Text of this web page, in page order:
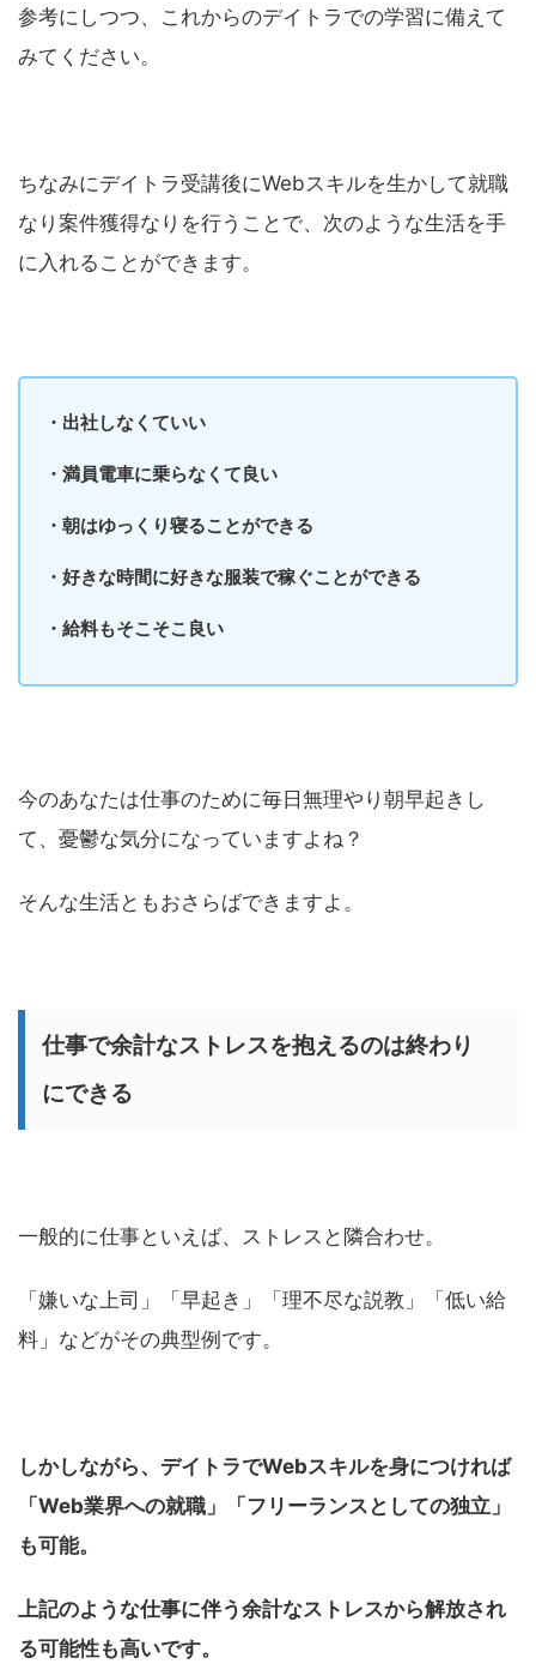
参考にしつつ、これからのデイトラでの学習に備えて
みてください。
ちなみにデイトラ受講後にWebスキルを生かして就職
なり案件獲得なりを行うことで、次のような生活を手
に入れることができます。
・出社しなくていい
・満員電車に乗らなくて良い
・朝はゆっくり寝ることができる
・好きな時間に好きな服装で稼ぐことができる
・給料もそこそこ良い
今のあなたは仕事のために毎日無理やり朝早起きし
て、憂鬱な気分になっていますよね？
そんな生活ともおさらばできますよ。
仕事で余計なストレスを抱えるのは終わり
にできる
一般的に仕事といえば、ストレスと隣合わせ。
「嫌いな上司」「早起き」「理不尽な説教」「低い給
料」などがその典型例です。
しかしながら、デイトラでWebスキルを身につければ
「Web業界への就職」「フリーランスとしての独立」
も可能。
上記のような仕事に伴う余計なストレスから解放され
る可能性も高いです。